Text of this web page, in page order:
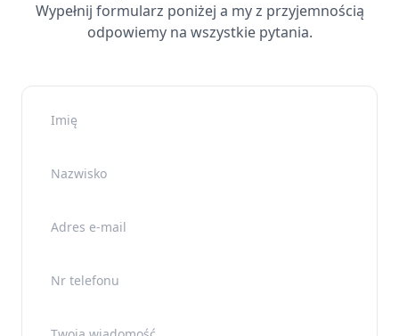
Wypełnij formularz poniżej a my z przyjemnością
odpowiemy na wszystkie pytania.
Nazwisko
Adres e-mail
Nr telefonu
Twoja wiadomość